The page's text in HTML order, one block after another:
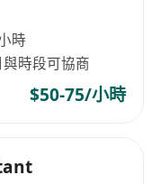
時
時段可協商
$50-75/小時